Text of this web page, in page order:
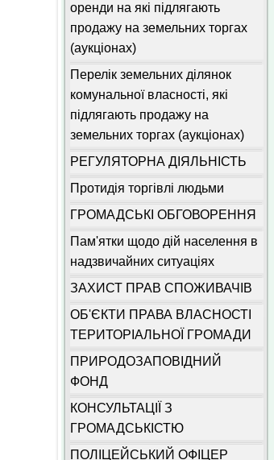
оренди на які підлягають
продажу на земельних торгах
(аукціонах)
Перелік земельних ділянок
комунальної власності, які
підлягають продажу на
земельних торгах (аукціонах)
РЕГУЛЯТОРНА ДІЯЛЬНІСТЬ
Протидія торгівлі людьми
ГРОМАДСЬКІ ОБГОВОРЕННЯ
Пам'ятки щодо дій населення в
надзвичайних ситуаціях
ЗАХИСТ ПРАВ СПОЖИВАЧІВ
ОБ'ЄКТИ ПРАВА ВЛАСНОСТІ
ТЕРИТОРІАЛЬНОЇ ГРОМАДИ
ПРИРОДОЗАПОВІДНИЙ
ФОНД
КОНСУЛЬТАЦІЇ З
ГРОМАДСЬКІСТЮ
ПОЛІЦЕЙСЬКИЙ ОФІЦЕР